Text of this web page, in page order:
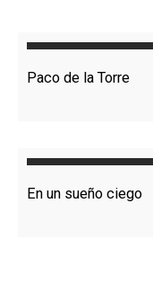
Paco de la Torre
En un sueño ciego